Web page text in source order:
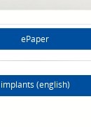
ePaper
implants (english)